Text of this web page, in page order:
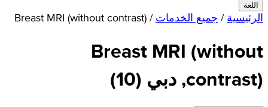
اللغة
الرئيسية/جميع الخدمات/
Breast MRI (without contrast)
Breast MRI (without
contrast), دبي
(
10
)